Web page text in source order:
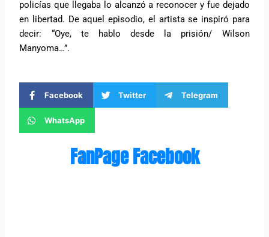
policías que llegaba lo alcanzó a reconocer y fue dejado
en libertad. De aquel episodio, el artista se inspiró para
decir: “Oye, te hablo desde la prisión/ Wilson
Manyoma…”.
Facebook Twitter Telegram
WhatsApp
FanPage Facebook